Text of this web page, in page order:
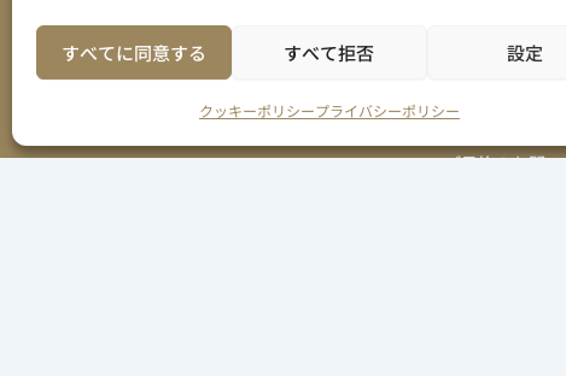
すべてに同意する すべて拒否 設定
クッキーポリシープライバシーポリシー
山梨県南巨
ご予約のお問